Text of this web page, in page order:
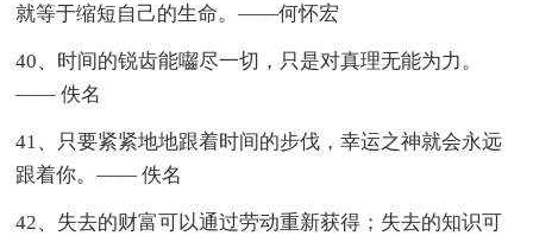
就等于缩短自己的生命。——何怀宏
40、时间的锐齿能囓尽一切，只是对真理无能为力。
—— 佚名
41、只要紧紧地地跟着时间的步伐，幸运之神就会永远
跟着你。—— 佚名
42、失去的财富可以通过劳动重新获得；失去的知识可